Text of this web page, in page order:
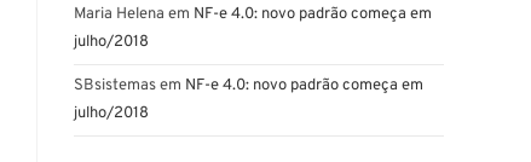
Maria Helena em NF-e 4.0: novo padrão começa em
julho/2018
SBsistemasem NF-e 4.0: novo padrão começa em
julho/2018